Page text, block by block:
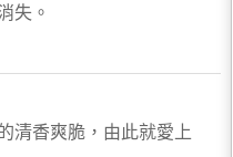
失。
清香爽脆，由此就愛上